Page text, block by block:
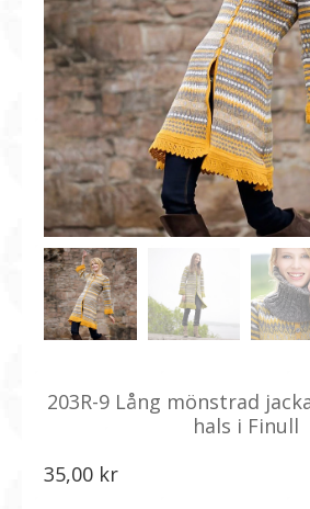
203R-9 Lång mönstrad
hals i Finull
35,00 kr